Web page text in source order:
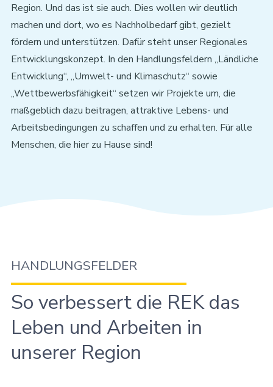
Region. Und das ist sie auch. Dies wollen wir deutlich
machen und dort, wo es Nachholbedarf gibt, gezielt
fördern und unterstützen. Dafür steht unser Regionales
Entwicklungskonzept. In den Handlungsfeldern „Ländliche
Entwicklung“, „Umwelt- und Klimaschutz“ sowie
„Wettbewerbsfähigkeit“ setzen wir Projekte um, die
maßgeblich dazu beitragen, attraktive Lebens- und
Arbeitsbedingungen zu schaffen und zu erhalten. Für alle
Menschen, die hier zu Hause sind!
HANDLUNGSFELDER
So verbessert die REK das
Leben und Arbeiten in
unserer Region